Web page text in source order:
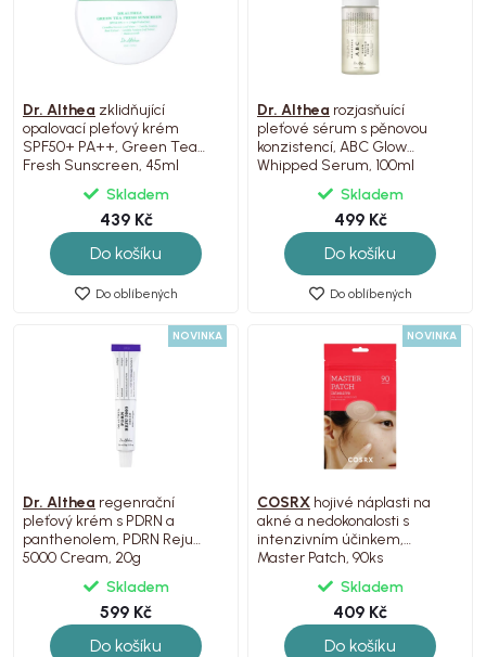
Dr. Althea zklidňující
opalovací pleťový krém
SPF50+ PA++, Green Tea
Fresh Sunscreen, 45ml
Skladem
439 Kč
Do košíku
Do oblíbených
Dr. Althea rozjasňuící
pleťové sérum s pěnovou
konzistencí, ABC Glow
Whipped Serum, 100ml
Skladem
499 Kč
Do košíku
Do oblíbených
NOVINKA
Dr. Althea regenrační
pleťový krém s PDRN a
panthenolem, PDRN Reju
5000 Cream, 20g
Skladem
599 Kč
Do košíku
NOVINKA
COSRX hojivé náplasti na
akné a nedokonalosti s
intenzivním účinkem,
Master Patch, 90ks
Skladem
409 Kč
Do košíku